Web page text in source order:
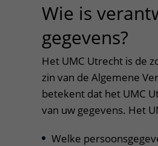
Wie is
gegevens?
Het UMC Utrecht is de
zin van de Algemene
betekent dat het UMC
van uw gegevens. Het
Welke